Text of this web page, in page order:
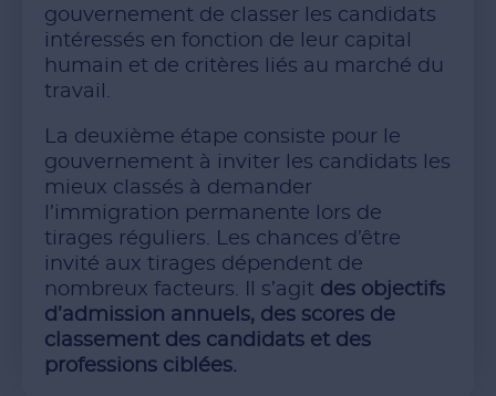
gouvernement de classer les candidats
intéressés en fonction de leur capital
humain et de critères liés au marché du
travail.
La deuxième étape consiste pour le
gouvernement à inviter les candidats les
mieux classés à demander
l’immigration permanente lors de
tirages réguliers. Les chances d’être
invité aux tirages dépendent de
nombreux facteurs. Il s’agit des objectifs
d’admission annuels, des scores de
classement des candidats et des
professions ciblées.